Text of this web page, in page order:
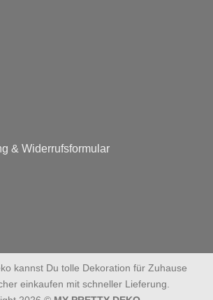
& Widerrufsformular
kannst Du tolle Dekoration für Zuhause
einkaufen mit schneller Lieferung.